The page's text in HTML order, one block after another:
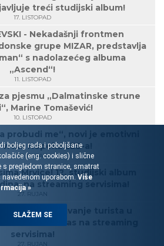
treći studijski album!
17. LISTOPAD
- Nekadašnji frontmen
grupe MIZAR, predstavlja
s nadolazećeg albuma
„Ascend“!
11. LISTOPAD
pjesmu „Dalmatinske strune
Marine Tomašević!
10. LISTOPAD
probudi me“, novi je emotivni
Hopeka LES-a!
30. RUJAN
Mrvice! 12. studijski album
na streaming servisima!
27. RUJAN
Album „Spašavanje turista u
od danas na streaming
servisima!
27. RUJAN
boljeg rada i poboljšane
(eng. cookies) i slične
s pregledom stranice, smatrat
uporabom. Više
»
SLAŽEM SE